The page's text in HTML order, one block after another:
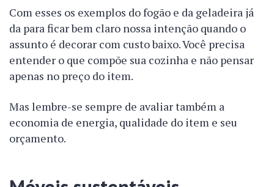
Com esses os exemplos do fogão e da geladeira já
da para ficar bem claro nossa intenção quando o
assunto é decorar com custo baixo. Você precisa
entender o que compõe sua cozinha e não pensar
apenas no preço do item.
Mas lembre-se sempre de avaliar também a
economia de energia, qualidade do item e seu
orçamento.